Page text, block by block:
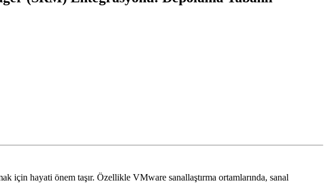
için hayati önem taşır. Özellikle VMware sanallaştırma ortamlarında, sanal